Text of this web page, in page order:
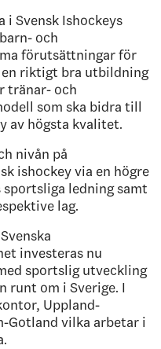
i Svensk Ishockeys
och
förutsättningar för
riktigt bra utbildning
tränar- och
som ska bidra till
av högsta kvalitet.
nivån på
ishockey via en högre
ledning samt
lag.
investeras nu
sportslig utveckling
runt om i Sverige. I
Uppland-
Gotland vilka arbetar i